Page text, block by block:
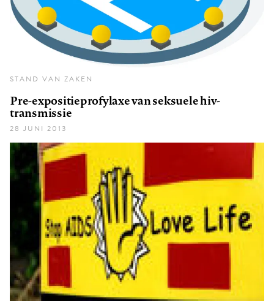
STAND VAN ZAKEN
Pre-expositieprofylaxe van seksuele hiv-
transmissie
28 JUNI 2013